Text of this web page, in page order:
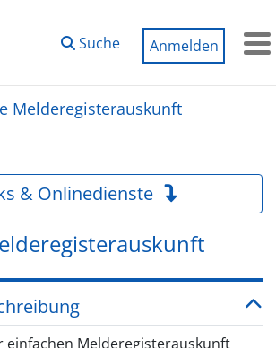
Suche
Anmelden
Melderegisterauskunft
& Onlinedienste
einfachen Melderegisterauskunft